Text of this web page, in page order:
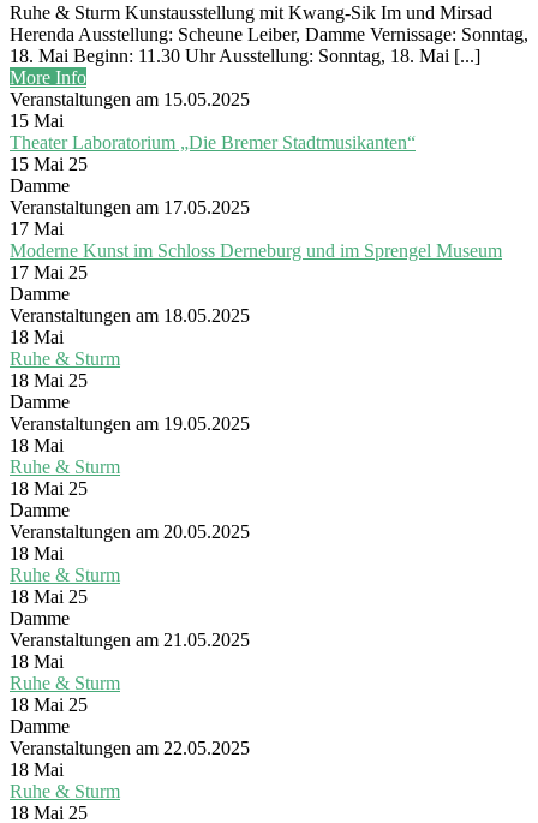
Ruhe & Sturm Kunstausstellung mit Kwang-Sik Im und Mirsad
Herenda Ausstellung: Scheune Leiber, Damme Vernissage: Sonntag,
18. Mai Beginn: 11.30 Uhr Ausstellung: Sonntag, 18. Mai [...]
More Info
Veranstaltungen am 15.05.2025
15 Mai
Theater Laboratorium „Die Bremer Stadtmusikanten“
15 Mai 25
Damme
Veranstaltungen am 17.05.2025
17 Mai
Moderne Kunst im Schloss Derneburg und im Sprengel Museum
17 Mai 25
Damme
Veranstaltungen am 18.05.2025
18 Mai
Ruhe & Sturm
18 Mai 25
Damme
Veranstaltungen am 19.05.2025
18 Mai
Ruhe & Sturm
18 Mai 25
Damme
Veranstaltungen am 20.05.2025
18 Mai
Ruhe & Sturm
18 Mai 25
Damme
Veranstaltungen am 21.05.2025
18 Mai
Ruhe & Sturm
18 Mai 25
Damme
Veranstaltungen am 22.05.2025
18 Mai
Ruhe & Sturm
18 Mai 25